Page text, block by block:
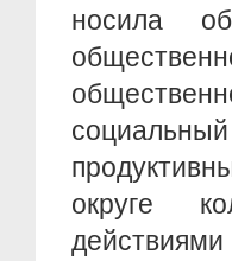
носила
округе